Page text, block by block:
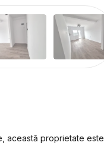
această proprietate este